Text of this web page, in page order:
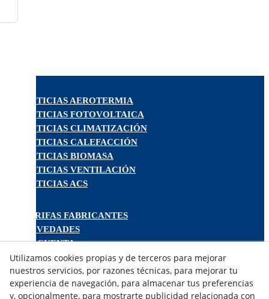
NOTICIAS AEROTERMIA
NOTICIAS FOTOVOLTAICA
NOTICIAS CLIMATIZACIÓN
NOTICIAS CALEFACCIÓN
NOTICIAS BIOMASA
NOTICIAS VENTILACIÓN
NOTICIAS ACS
TARIFAS FABRICANTES
NOVEDADES
MI CUENTA
CONTÁCTANOS
DEVOLUCIONES
Utilizamos cookies propias y de terceros para mejorar
nuestros servicios, por razones técnicas, para mejorar tu
experiencia de navegación, para almacenar tus preferencias
y, opcionalmente, para mostrarte publicidad relacionada con